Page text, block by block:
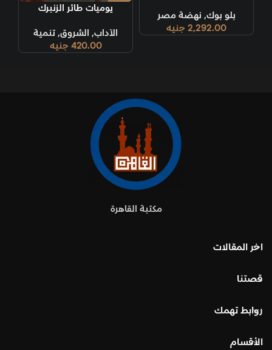
بلو بوك, نهضة مصر
2,292.00 جنيه
يوميات طائر الزنبرك
الآداب, الشروق, تنمية
420.00 جنيه
مكتبة القاهرة
اخر المقالات
قصتنا
روابط تهمك
الأقسام